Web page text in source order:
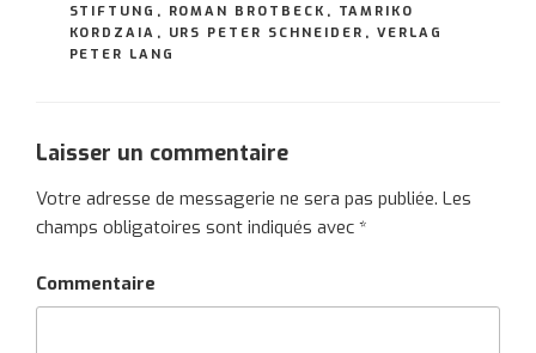
STIFTUNG , ROMAN BROTBECK , TAMRIKO
KORDZAIA , URS PETER SCHNEIDER , VERLAG
PETER LANG
Laisser un commentaire
Votre adresse de messagerie ne sera pas publiée. Les
champs obligatoires sont indiqués avec *
Commentaire